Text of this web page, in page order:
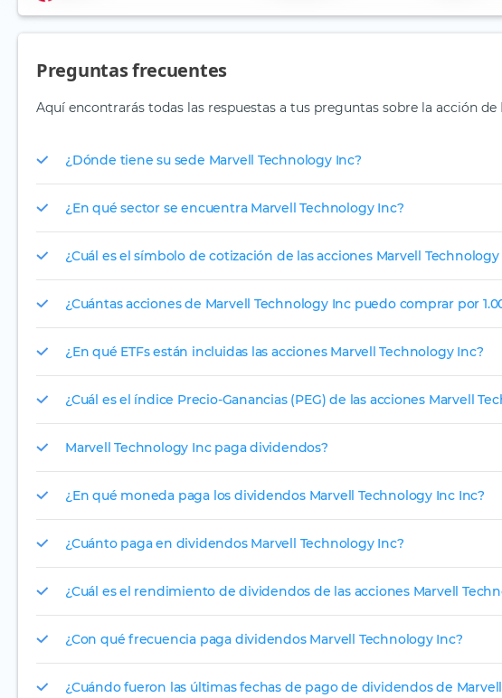
Preguntas frecuentes
Aquí encontrarás todas las respuestas a tus preguntas sobre la acción de
¿Dónde tiene su sede Marvell Technology Inc?
¿En qué sector se encuentra Marvell Technology Inc?
¿Cuál es el símbolo de cotización de las acciones Marvell Technology
¿Cuántas acciones de Marvell Technology Inc puedo comprar por
¿En qué ETFs están incluidas las acciones Marvell Technology Inc?
¿Cuál es el índice Precio-Ganancias (PEG) de las acciones Marvell
Marvell Technology Inc paga dividendos?
¿En qué moneda paga los dividendos Marvell Technology Inc Inc?
¿Cuánto paga en dividendos Marvell Technology Inc?
¿Cuál es el rendimiento de dividendos de las acciones Marvell
¿Con qué frecuencia paga dividendos Marvell Technology Inc?
¿Cuándo fueron las últimas fechas de pago de dividendos de